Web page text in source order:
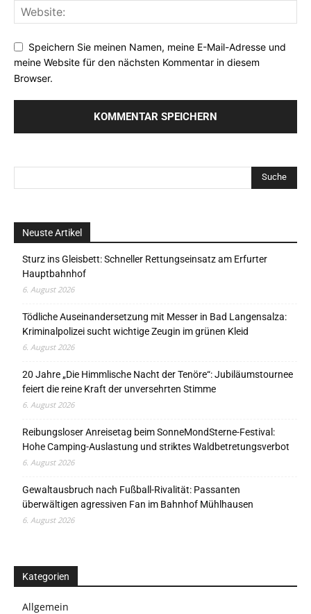
Speichern Sie meinen Namen, meine E-Mail-Adresse und
meine Website für den nächsten Kommentar in diesem
Browser.
Neuste Artikel
Sturz ins Gleisbett: Schneller Rettungseinsatz am Erfurter
Hauptbahnhof
6. August 2026
Tödliche Auseinandersetzung mit Messer in Bad Langensalza:
Kriminalpolizei sucht wichtige Zeugin im grünen Kleid
6. August 2026
20 Jahre „Die Himmlische Nacht der Tenöre“: Jubiläumstournee
feiert die reine Kraft der unversehrten Stimme
6. August 2026
Reibungsloser Anreisetag beim SonneMondSterne-Festival:
Hohe Camping-Auslastung und striktes Waldbetretungsverbot
6. August 2026
Gewaltausbruch nach Fußball-Rivalität: Passanten
überwältigen agressiven Fan im Bahnhof Mühlhausen
6. August 2026
Kategorien
Allgemein